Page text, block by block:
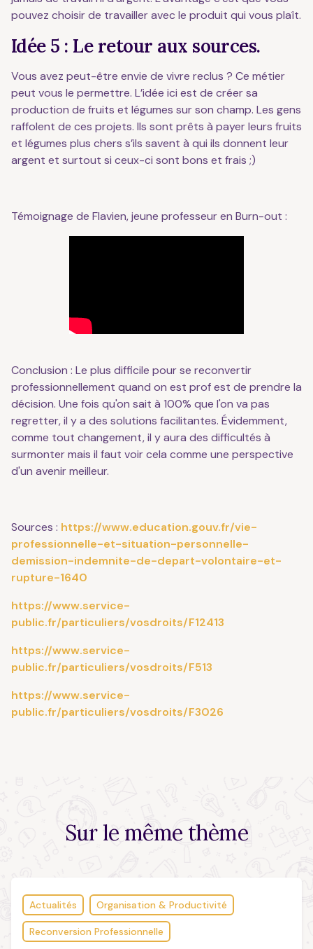
pouvez choisir de travailler avec le produit qui vous plaît.
Idée 5 : Le retour aux sources.
Vous avez peut-être envie de vivre reclus ? Ce métier
peut vous le permettre. L’idée ici est de créer sa
production de fruits et légumes sur son champ. Les gens
raffolent de ces projets. Ils sont prêts à payer leurs fruits
et légumes plus chers s’ils savent à qui ils donnent leur
argent et surtout si ceux-ci sont bons et frais ;)
Témoignage de Flavien, jeune professeur en Burn-out :
Conclusion : Le plus difficile pour se reconvertir
professionnellement quand on est prof est de prendre la
décision. Une fois qu'on sait à 100% que l'on va pas
regretter, il y a des solutions facilitantes. Évidemment,
comme tout changement, il y aura des difficultés à
surmonter mais il faut voir cela comme une perspective
d'un avenir meilleur.
Sources : https://www.education.gouv.fr/vie-
professionnelle-et-situation-personnelle-
demission-indemnite-de-depart-volontaire-et-
rupture-1640
https://www.service-
public.fr/particuliers/vosdroits/F12413
https://www.service-
public.fr/particuliers/vosdroits/F513
https://www.service-
public.fr/particuliers/vosdroits/F3026
Sur le même thème
Actualités Organisation & Productivité
Reconversion Professionnelle